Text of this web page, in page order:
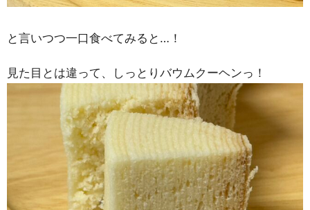
と言いつつ一口食べてみると…！
見た目とは違って、しっとりバウムクーヘンっ！